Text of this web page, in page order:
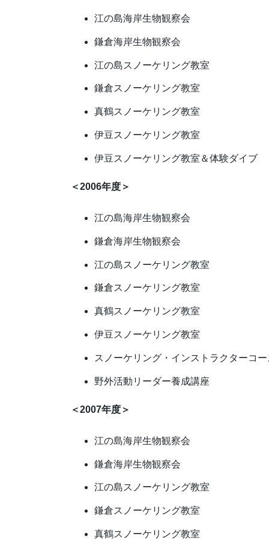
江の島海岸生物観察会
鎌倉海岸生物観察会
江の島スノーケリング教室
鎌倉スノーケリング教室
真鶴スノーケリング教室
伊豆スノーケリング教室
伊豆スノーケリング教室＆体験ダイブ
＜2006年度＞
江の島海岸生物観察会
鎌倉海岸生物観察会
江の島スノーケリング教室
鎌倉スノーケリング教室
真鶴スノーケリング教室
伊豆スノーケリング教室
スノーケリング・インストラクターコー
野外活動リーダー養成講座
＜2007年度＞
江の島海岸生物観察会
鎌倉海岸生物観察会
江の島スノーケリング教室
鎌倉スノーケリング教室
真鶴スノーケリング教室